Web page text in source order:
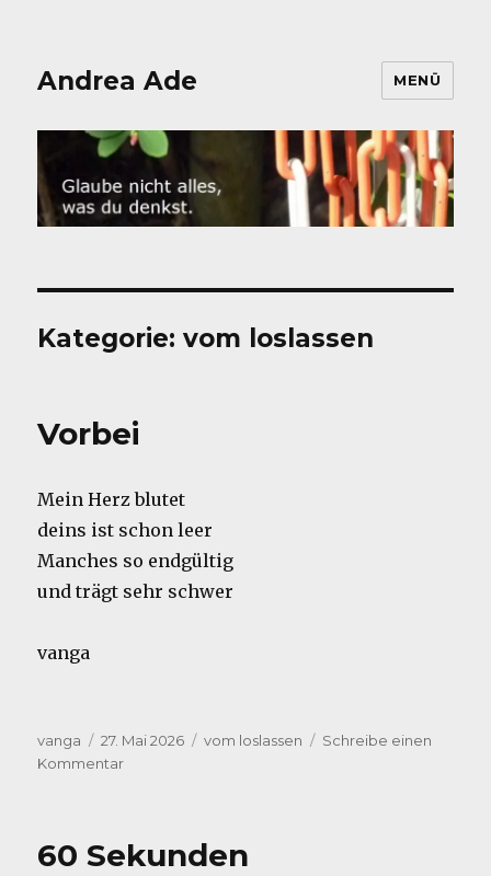
Andrea Ade MENÜ
Kategorie:vom loslassen
Vorbei
Mein Herz blutet
deins ist schon leer
Manches so endgültig
und trägt sehr schwer
vanga
Autor
vanga
Veröffentlicht
am
27. Mai 2026 Kategorien
vom loslassen
Schreibe einen
Kommentarzu
60 Sekunden